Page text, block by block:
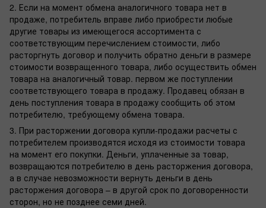
2. Если на момент обмена аналогичного товара нет в
продаже, потребитель вправе либо приобрести любые
другие товары из имеющегося ассортимента с
соответствующим перечислением стоимости, либо
расторгнуть договор и получить обратно деньги в размере
стоимости возвращенного товара, либо осуществить обмен
товара на аналогичный товар. первом же поступлении
соответствующего товара в продажу. Продавец обязан в
день поступления товара в продажу сообщить об этом
потребителю, требующему обмена товара.
3. При расторжении договора купли-продажи расчеты с
потребителем производятся исходя из стоимости товара
на момент его покупки. Деньги, уплаченные за товар,
возвращаются потребителю в день расторжения договора,
а в случае невозможности вернуть деньги в день
расторжения договора – в другой срок по договоренности
сторон, но не позднее семи дней.